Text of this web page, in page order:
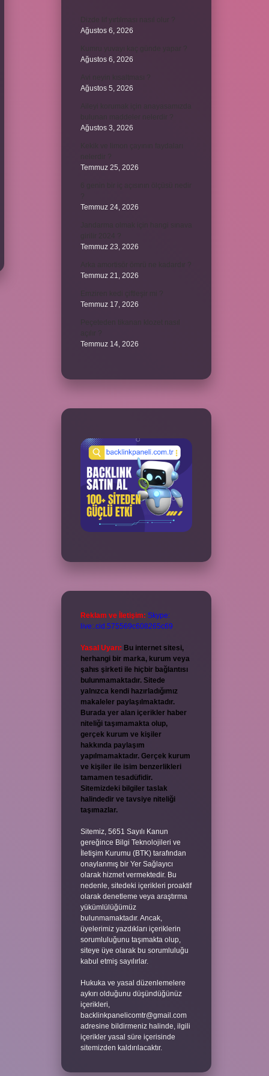
Ağustos 6, 2026
Ağustos 6, 2026
Ağustos 5, 2026
Ağustos 3, 2026
Temmuz 25, 2026
Temmuz 24, 2026
Temmuz 23, 2026
Temmuz 21, 2026
Temmuz 17, 2026
Temmuz 14, 2026
Reklam ve İletişim: Skype:
live:.cid.575569c608265c69
Yasal Uyarı: Bu internet sitesi,
herhangi bir marka, kurum veya
şahıs şirketi ile hiçbir bağlantısı
bulunmamaktadır. Sitede
yalnızca kendi hazırladığımız
makaleler paylaşılmaktadır.
Burada yer alan içerikler haber
niteliği taşımamakta olup,
gerçek kurum ve kişiler
hakkında paylaşım
yapılmamaktadır. Gerçek kurum
ve kişiler ile isim benzerlikleri
tamamen tesadüfidir.
Sitemizdeki bilgiler taslak
halindedir ve tavsiye niteliği
taşımazlar.
Sitemiz, 5651 Sayılı Kanun
gereğince Bilgi Teknolojileri ve
İletişim Kurumu (BTK) tarafından
onaylanmış bir Yer Sağlayıcı
olarak hizmet vermektedir. Bu
nedenle, sitedeki içerikleri proaktif
olarak denetleme veya araştırma
yükümlülüğümüz
bulunmamaktadır. Ancak,
üyelerimiz yazdıkları içeriklerin
sorumluluğunu taşımakta olup,
siteye üye olarak bu sorumluluğu
kabul etmiş sayılırlar.
Hukuka ve yasal düzenlemelere
aykırı olduğunu düşündüğünüz
içerikleri,
backlinkpanelicomtr@gmail.com
adresine bildirmeniz halinde, ilgili
içerikler yasal süre içerisinde
sitemizden kaldırılacaktır.